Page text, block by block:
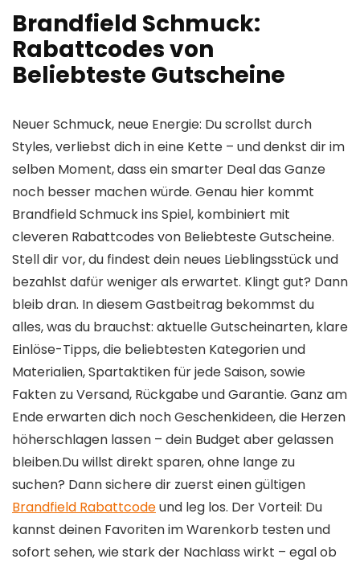
Brandfield Schmuck:
Rabattcodes von
Beliebteste Gutscheine
Neuer Schmuck, neue Energie: Du scrollst durch
Styles, verliebst dich in eine Kette – und denkst dir im
selben Moment, dass ein smarter Deal das Ganze
noch besser machen würde. Genau hier kommt
Brandfield Schmuck ins Spiel, kombiniert mit
cleveren Rabattcodes von Beliebteste Gutscheine.
Stell dir vor, du findest dein neues Lieblingsstück und
bezahlst dafür weniger als erwartet. Klingt gut? Dann
bleib dran. In diesem Gastbeitrag bekommst du
alles, was du brauchst: aktuelle Gutscheinarten, klare
Einlöse-Tipps, die beliebtesten Kategorien und
Materialien, Spartaktiken für jede Saison, sowie
Fakten zu Versand, Rückgabe und Garantie. Ganz am
Ende erwarten dich noch Geschenkideen, die Herzen
höherschlagen lassen – dein Budget aber gelassen
bleiben.Du willst direkt sparen, ohne lange zu
suchen? Dann sichere dir zuerst einen gültigen
Brandfield Rabattcodeund leg los. Der Vorteil: Du
kannst deinen Favoriten im Warenkorb testen und
sofort sehen, wie stark der Nachlass wirkt – egal ob